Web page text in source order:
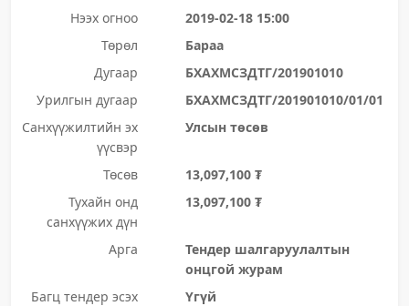
Нээх огноо
2019-02-18 15:00
Төрөл
Бараа
Дугаар
БХАХМСЗДТГ/201901010
Урилгын дугаар
БХАХМСЗДТГ/201901010/01/01
Санхүүжилтийн эх
үүсвэр
Улсын төсөв
Төсөв
13,097,100 ₮
Тухайн онд
санхүүжих дүн
13,097,100 ₮
Арга
Тендер шалгаруулалтын
онцгой журам
Багц тендер эсэх
Үгүй